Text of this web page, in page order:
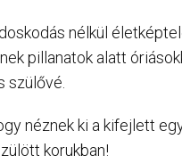
nélkül
pillanatok alatt
szülővé.
néznek ki a kifejlett
korukban!